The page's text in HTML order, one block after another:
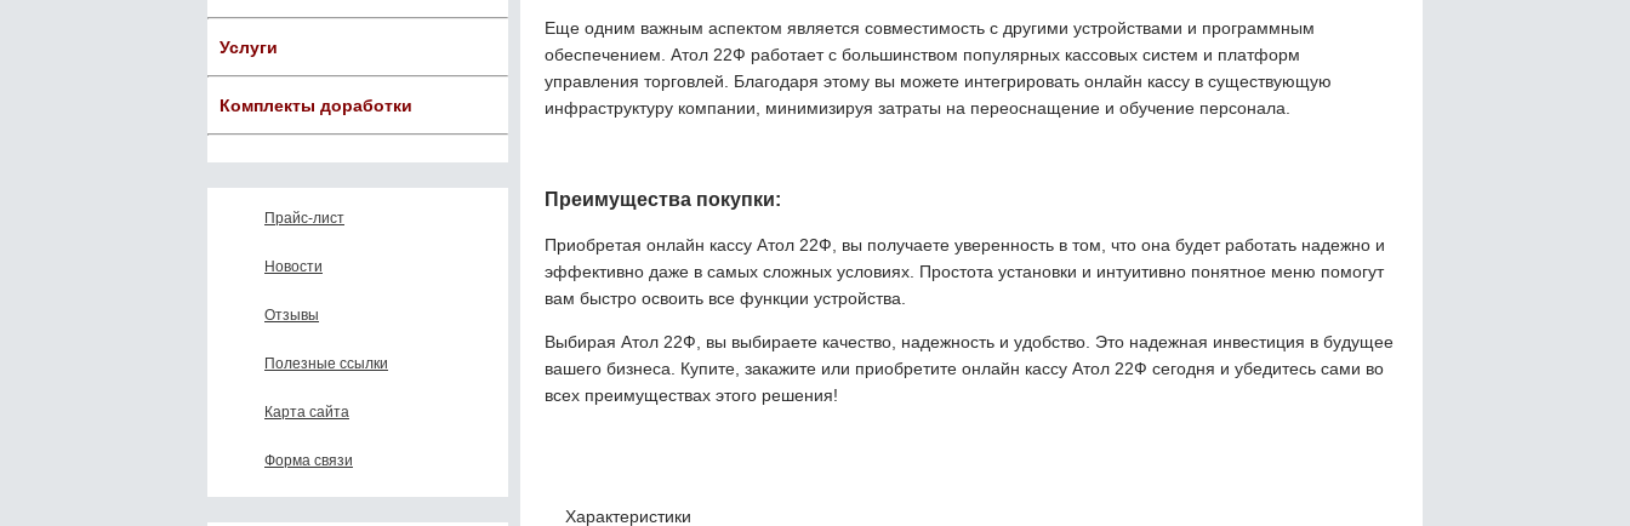
Услуги
Комплекты доработки
Прайс-лист
Новости
Отзывы
Полезные ссылки
Карта сайта
Форма связи
Еще одним важным аспектом является совместимость с другими устройствами и программным
обеспечением. Атол 22Ф работает с большинством популярных кассовых систем и платформ
управления торговлей. Благодаря этому вы можете интегрировать онлайн кассу в существующую
инфраструктуру компании, минимизируя затраты на переоснащение и обучение персонала.
Преимущества покупки:
Приобретая онлайн кассу Атол 22Ф, вы получаете уверенность в том, что она будет работать надежно и
эффективно даже в самых сложных условиях. Простота установки и интуитивно понятное меню помогут
вам быстро освоить все функции устройства.
Выбирая Атол 22Ф, вы выбираете качество, надежность и удобство. Это надежная инвестиция в будущее
вашего бизнеса. Купите, закажите или приобретите онлайн кассу Атол 22Ф сегодня и убедитесь сами во
всех преимуществах этого решения!
Характеристики